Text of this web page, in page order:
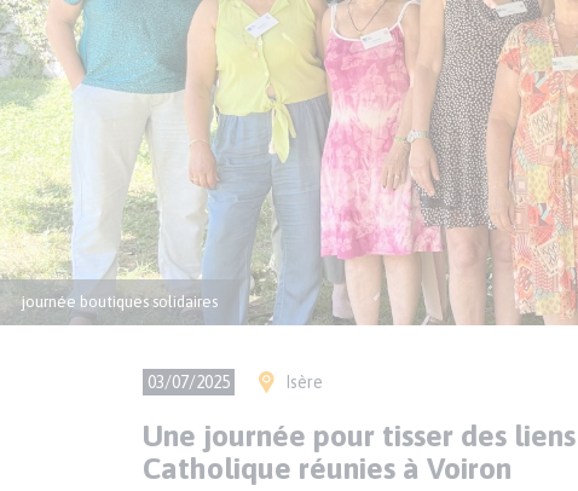
Légende
journée boutiques solidaires
03/07/2025 Ville(s)
Isère
Une journée pour tisser des
Catholique réunies à Voiron